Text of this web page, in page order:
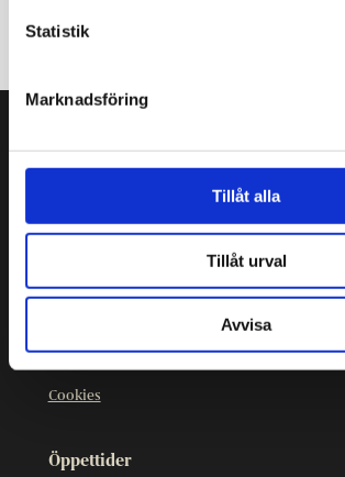
Statistik
Marknadsföring
Tillåt alla
Tillåt urval
Avvisa
Sprutmästarens gård
09 3107 1549
Sprutmästarens gård är en del avHelsingfors
stadsmuseum.
Cookies
Öppettider